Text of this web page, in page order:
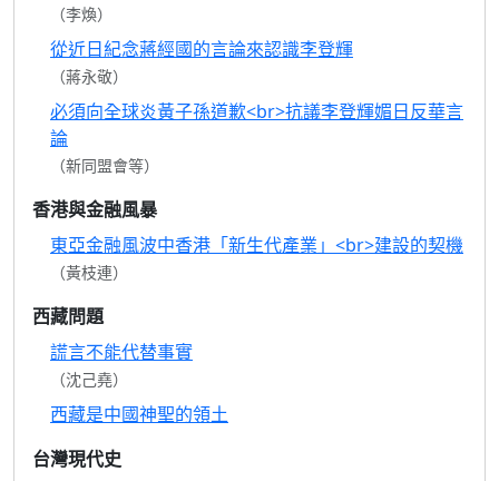
（李煥）
從近日紀念蔣經國的言論來認識李登輝
（蔣永敬）
必須向全球炎黃子孫道歉<br>抗議李登輝媚日反華言
論
（新同盟會等）
香港與金融風暴
東亞金融風波中香港「新生代產業」<br>建設的契機
（黃枝連）
西藏問題
謊言不能代替事實
（沈己堯）
西藏是中國神聖的領土
台灣現代史